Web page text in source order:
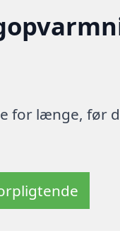
for længe, før